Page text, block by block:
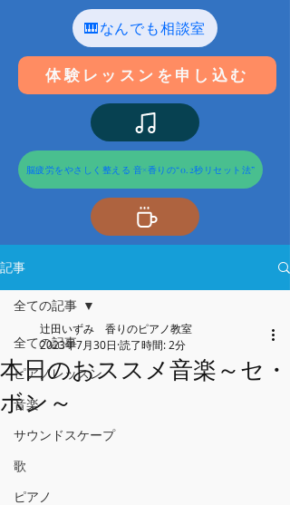
🎹なんでも相談室
体験レッスンを申し込む
脳疲労をやさしく整える 音×香りの“0.2秒リセット法”
記事
全ての記事
ピアノレッスン
音楽
サウンドスケープ
歌
ピアノ
全ての記事
本日のおススメ音楽～セ・
ボン～
辻田いずみ 香りのピアノ教室
2023年7月30日 読了時間: 2分